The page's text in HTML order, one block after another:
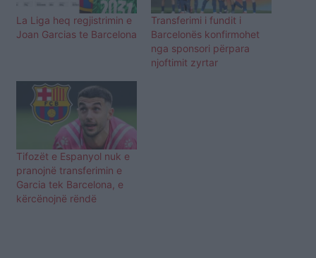
La Liga heq regjistrimin e
Joan Garcias te Barcelona
Transferimi i fundit i
Barcelonës konfirmohet
nga sponsori përpara
njoftimit zyrtar
Tifozët e Espanyol nuk e
pranojnë transferimin e
Garcia tek Barcelona, e
kërcënojnë rëndë